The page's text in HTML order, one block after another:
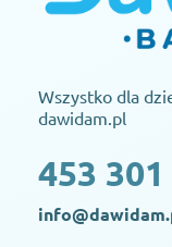
Wszystko dla
dawidam.pl
453